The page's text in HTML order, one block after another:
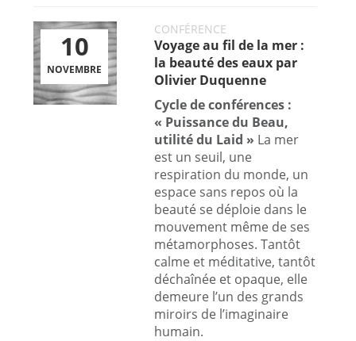
CONFÉRENCE
10
NOVEMBRE
Voyage au fil de la mer :
la beauté des eaux par
Olivier Duquenne
Cycle de conférences :
« Puissance du Beau,
utilité du Laid » ​ La mer
est un seuil, une
respiration du monde, un
espace sans repos où la
beauté se déploie dans le
mouvement même de ses
métamorphoses. Tantôt
calme et méditative, tantôt
déchaînée et opaque, elle
demeure l’un des grands
miroirs de l’imaginaire
humain.